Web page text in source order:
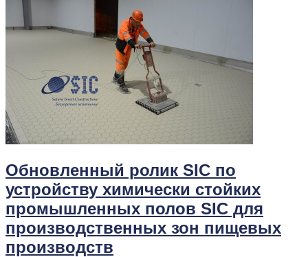
Обновленный ролик SIC по
устройству химически стойких
промышленных полов SIC для
производственных зон пищевых
производств